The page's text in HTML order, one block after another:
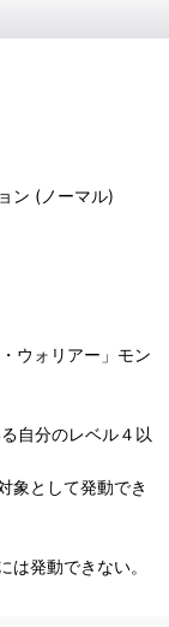
ン (ノーマル)
ウォリアー」モン
自分のレベル４以
象として発動でき
は発動できない。